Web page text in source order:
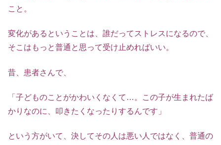
こと。
変化があるということは、誰だってストレスになるので、
そこはもっと普通と思って受け止めればいい。
昔、患者さんで、
「子どものことがかわいくなくて…。この子が生まれたば
かりなのに、叩きたくなったりするんです」
という方がいて、決してその人は悪い人ではなく、普通の